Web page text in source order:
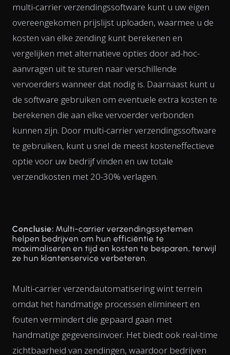
multi-carrier verzendingssoftware kunt u uw eigen
overeengekomen prijslijst uploaden, waarmee u de
kosten van elke zending kunt berekenen en
vergelijken met alternatieve opties door ad-hoc-
aanvragen uit te sturen naar verschillende
vervoerders wanneer dat nodig is. Daarnaast kunt u
de software gebruiken om eventuele extra kosten te
berekenen die aan elke vervoerder verbonden
kunnen zijn. Door multi-carrier verzendingssoftware
te gebruiken, kunt u snel de meest kosteneffectieve
optie voor uw bedrijf vinden en uw totale
verzendkosten met 20-30% verlagen.
Conclusie: Multi-carrier verzendingssystemen
helpen bedrijven om hun efficiëntie te
maximaliseren en tijd en kosten te besparen, terwijl
ze hun klantenservice verbeteren.
Multi-carrier verzendautomatisering wint terrein
omdat het handmatige processen elimineert en
fouten vermindert die gepaard gaan met
handmatige gegevensinvoer. Het biedt ook real-time
zichtbaarheid van zendingen, waardoor bedrijven